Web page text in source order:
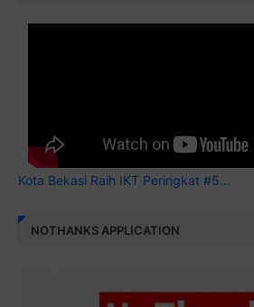
Kota Bekasi Raih IKT Peringkat #5...
NOTHANKS APPLICATION